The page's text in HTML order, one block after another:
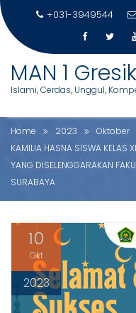
n
+031-3949544
MAN 1 Gresik
Islami, Cerdas, Unggul,
XI-12 MAN
2 MHQ 5
EKONOMI
SURABAYA
Home 2023 Oktober
KAMILIA HASNA SISWA KELAS
YANG DISELENGGARAKAN
SURABAYA
10
Okt
2023